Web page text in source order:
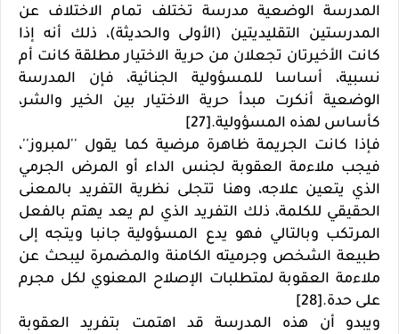
المدرسة الوضعية مدرسة تختلف تمام الاختلاف عن
المدرستين التقليديتين (الأولى والحديثة)، ذلك أنه إذا
كانت الأخيرتان تجعلان من حرية الاختيار مطلقة كانت أم
نسبية، أساسا للمسؤولية الجنائية، فإن المدرسة
الوضعية أنكرت مبدأ حرية الاختيار بين الخير والشر،
كأساس لهذه المسؤولية.[27]
فإذا كانت الجريمة ظاهرة مرضية كما يقول ''لمبروز''،
فيجب ملاءمة العقوبة لجنس الداء أو المرض الجرمي
الذي يتعين علاجه، وهنا تتجلى نظرية التفريد بالمعنى
الحقيقي للكلمة، ذلك التفريد الذي لم يعد يهتم بالفعل
المرتكب وبالتالي فهو يدع المسؤولية جانبا ويتجه إلى
طبيعة الشخص وجرميته الكامنة والمضمرة ليبحث عن
ملاءمة العقوبة لمتطلبات الإصلاح المعنوي لكل مجرم
على حدة.[28]
ويبدو أن هذه المدرسة قد اهتمت بتفريد العقوبة